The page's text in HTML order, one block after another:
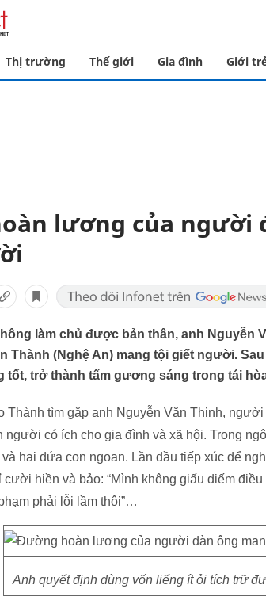
Thị trường Thế giới Gia đình Giới
lương của người
làm chủ được bản thân, anh Nguyễn
Thành (Nghệ An) mang tội giết người.
tốt, trở thành tấm gương sáng trong tái
Thành tìm gặp anh Nguyễn Văn Thịnh,
có ích cho gia đình và xã hội. Trong
hai đứa con ngoan. Lần đầu tiếp xúc để
hiền và bảo: “Mình không giấu diếm
phải lỗi lầm thôi”…
Anh quyết định dùng vốn liếng ít ỏi tích trữ